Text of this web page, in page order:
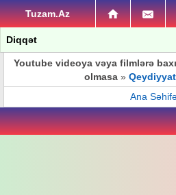
Tuzam.Az
Diqqət
Youtube videoya vəya filmlərə
olmasa»
Ana